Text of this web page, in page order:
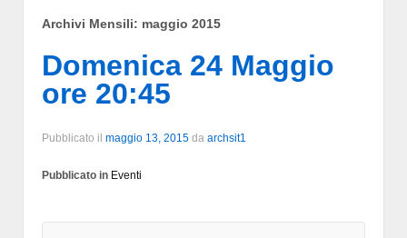
Archivi Mensili: maggio 2015
Domenica 24 Maggio
ore 20:45
Pubblicato il maggio 13, 2015 da archsit1
Pubblicato in Eventi